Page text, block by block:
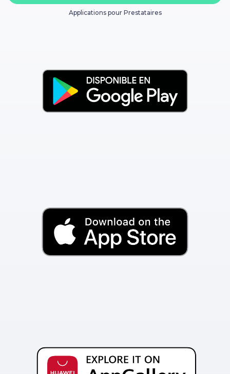
Applications pour Prestataires